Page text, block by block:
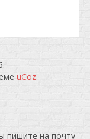
.
uCoz
пишите на почту